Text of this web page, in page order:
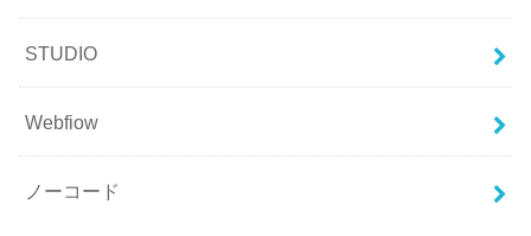
STUDIO
Webfiow
ノーコード